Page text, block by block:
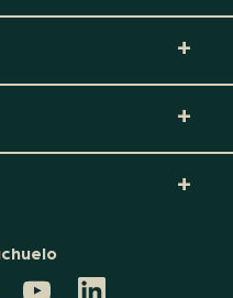
CANAL